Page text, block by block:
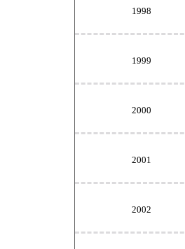
1998
1999
2000
2001
2002